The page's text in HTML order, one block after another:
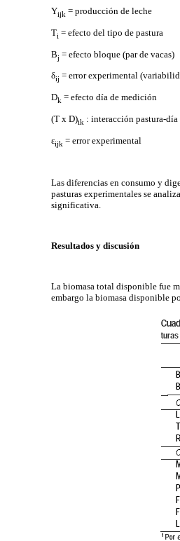
Yijk = producción de leche
Ti = efecto del tipo de pastura
Bj = efecto bloque (par de vacas)
δij = error experimental
Dk = efecto día de medición
(T x D)ik : interacción pastura-
εijk = error experimental
Las diferencias en consumo y
pasturas experimentales se
significativa.
Resultados y discusión
La biomasa total disponible fue
embargo la biomasa disponible